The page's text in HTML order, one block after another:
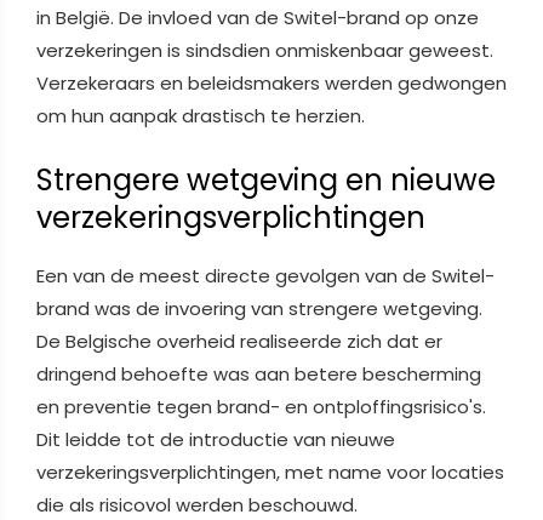
in België. De invloed van de Switel-brand op onze
verzekeringen is sindsdien onmiskenbaar geweest.
Verzekeraars en beleidsmakers werden gedwongen
om hun aanpak drastisch te herzien.
Strengere wetgeving en nieuwe
verzekeringsverplichtingen
Een van de meest directe gevolgen van de Switel-
brand was de invoering van strengere wetgeving.
De Belgische overheid realiseerde zich dat er
dringend behoefte was aan betere bescherming
en preventie tegen brand- en ontploffingsrisico's.
Dit leidde tot de introductie van nieuwe
verzekeringsverplichtingen, met name voor locaties
die als risicovol werden beschouwd.